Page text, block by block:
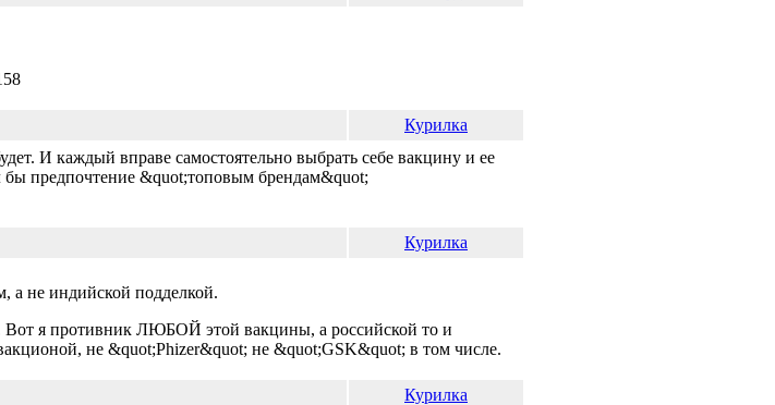
Курилка
И каждый вправе самостоятельно выбрать себе вакцину и ее
бы предпочтение &quot;топовым брендам&quot;
Курилка
а не индийской подделкой.
Вот я противник ЛЮБОЙ этой вакцины, а российской то и
не &quot;Phizer&quot; не &quot;GSK&quot; в том числе.
Курилка